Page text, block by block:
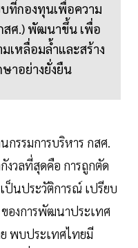
ที่กองทุนเพื่อความ
สศ.) พัฒนาขึ้น เพื่อ
เหลื่อมล้ำและสร้าง
าอย่างยั่งยืน
กรรมการบริหาร กสศ.
งวลที่สุดคือ การถูกตัด
ป็นประวัติการณ์ เปรียบ
ของการพัฒนาประเทศ
พบประเทศไทยมี